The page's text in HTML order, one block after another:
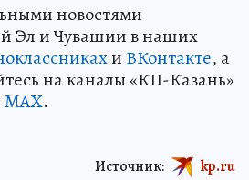
новостями
Эл и Чувашии в наших
и ВКонтакте, а
на каналы «КП-Казань»
MAX.
Источник: kp.ru